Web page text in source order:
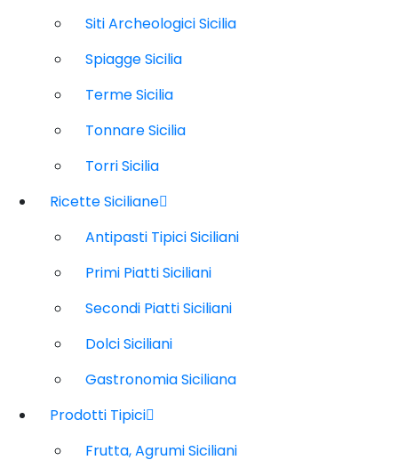
Siti Archeologici Sicilia
Spiagge Sicilia
Terme Sicilia
Tonnare Sicilia
Torri Sicilia
Ricette Siciliane
Antipasti Tipici Siciliani
Primi Piatti Siciliani
Secondi Piatti Siciliani
Dolci Siciliani
Gastronomia Siciliana
Prodotti Tipici
Frutta, Agrumi Siciliani